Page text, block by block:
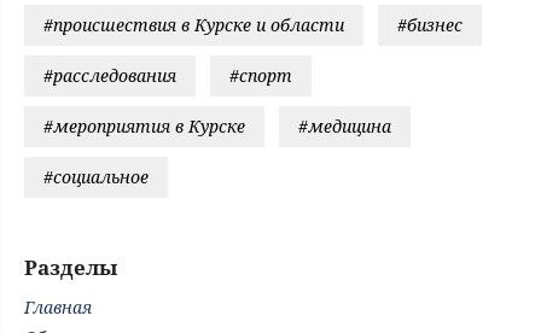
#происшествия в Курске и области #бизнес
#расследования #спорт
#мероприятия в Курске #медицина
#социальное
Разделы
Главная